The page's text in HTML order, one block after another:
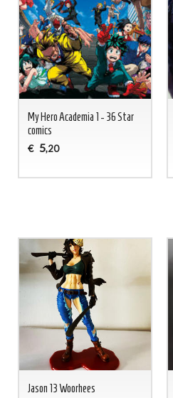
My Hero Academia 1 - 36 Star
comics
€ 5,20
Jason 13 Woorhees